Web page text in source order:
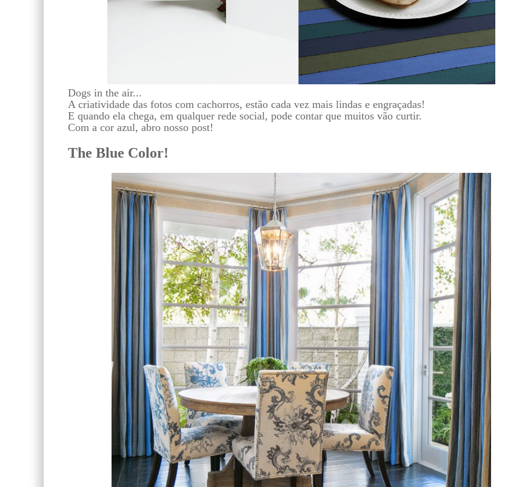
Dogs in the air...
A criatividade das fotos com cachorros, estão cada vez mais lindas e engraçadas!
E quando ela chega, em qualquer rede social, pode contar que muitos vão curtir.
Com a cor azul, abro nosso post!
The Blue Color!